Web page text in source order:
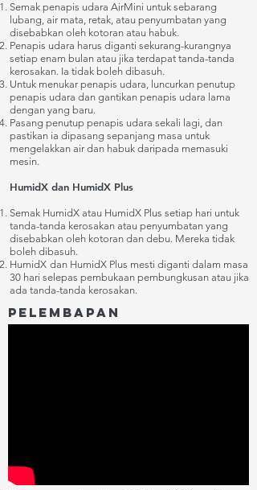
Semak penapis udara AirMini untuk sebarang
lubang, air mata, retak, atau penyumbatan yang
disebabkan oleh kotoran atau habuk.
Penapis udara harus diganti sekurang-kurangnya
setiap enam bulan atau jika terdapat tanda-tanda
kerosakan. Ia tidak boleh dibasuh.
Untuk menukar penapis udara, luncurkan penutup
penapis udara dan gantikan penapis udara lama
dengan yang baru.
Pasang penutup penapis udara sekali lagi, dan
pastikan ia dipasang sepanjang masa untuk
mengelakkan air dan habuk daripada memasuki
mesin.
HumidX dan HumidX Plus
Semak HumidX atau HumidX Plus setiap hari untuk
tanda-tanda kerosakan atau penyumbatan yang
disebabkan oleh kotoran dan debu. Mereka tidak
boleh dibasuh.
HumidX dan HumidX Plus mesti diganti dalam masa
30 hari selepas pembukaan pembungkusan atau jika
ada tanda-tanda kerosakan.
Pelembapan